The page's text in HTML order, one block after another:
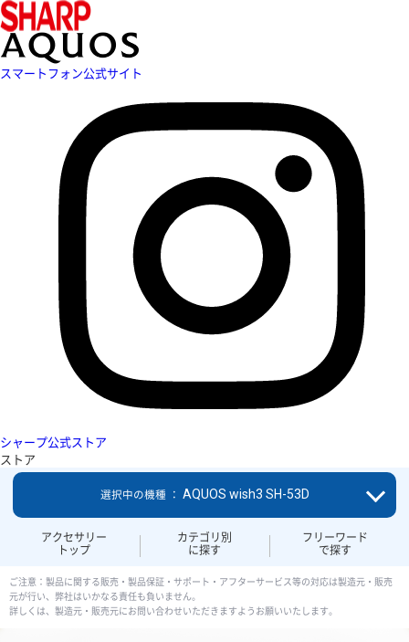
スマートフォン公式サイト
シャープ公式ストア
ストア
アクセサリー
トップ
カテゴリ別
に探す
フリーワード
で探す
選択中の機種 ： AQUOS wish3 SH-53D
ご注意：製品に関する販売・製品保証・サポート・アフターサービス等の対応は製造元・販売
元が行い、弊社はいかなる責任も負いません。
詳しくは、製造元・販売元にお問い合わせいただきますようお願いいたします。